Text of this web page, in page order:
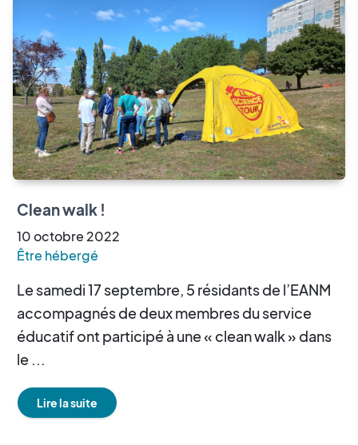
Clean walk !
10octobre2022
Être hébergé
Le samedi 17 septembre, 5 résidants de l’EANM
accompagnés de deux membres du service
éducatif ont participé à une « clean walk » dans
le ...
Lire la suite